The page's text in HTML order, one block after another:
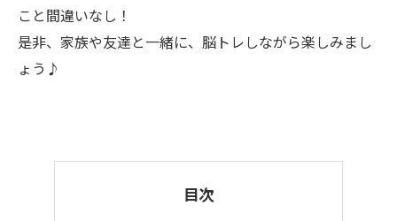
こと間違いなし！
是非、家族や友達と一緒に、脳トレしながら楽しみまし
ょう♪
目次